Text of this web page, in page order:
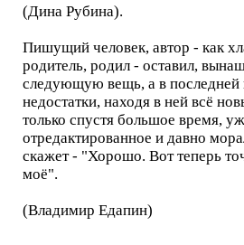
(Дина Рубина).
Пишущий человек, автор - как
родитель, родил - оставил,
следующую вещь, а в последней
недостатки, находя в ней всё
только спустя большое время,
отредактированное и давно
скажет - "Хорошо. Вот теперь
моё".
(Владимир Едапин)